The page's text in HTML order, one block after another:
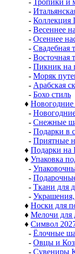
- Тропики и
-
- Коллекция
- Весеннее
- Осеннее
- Свадебная
- Восточная
- Пикник на
- Моряк
- Арабская
- Бохо стиль
♦ Новогодние
-
- Снежные
- Подарки в
- Приятные
♦ Подарки на
♦ Упаковка
-
-
- Ткани для
-
♦ Носки для
♦ Мелочи для
♦ Символ
- Ёлочные
- Овцы и
-